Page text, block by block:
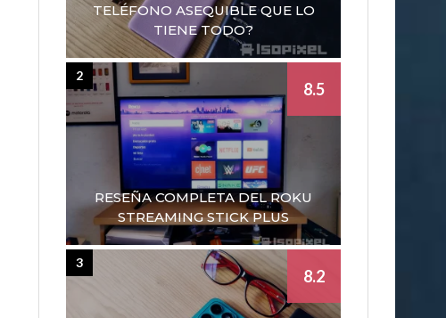
TELÉFONO ASEQUIBLE QUE LO
TIENE TODO?
RESEÑA COMPLETA DEL ROKU
STREAMING STICK PLUS
8.5
2
8.2
3